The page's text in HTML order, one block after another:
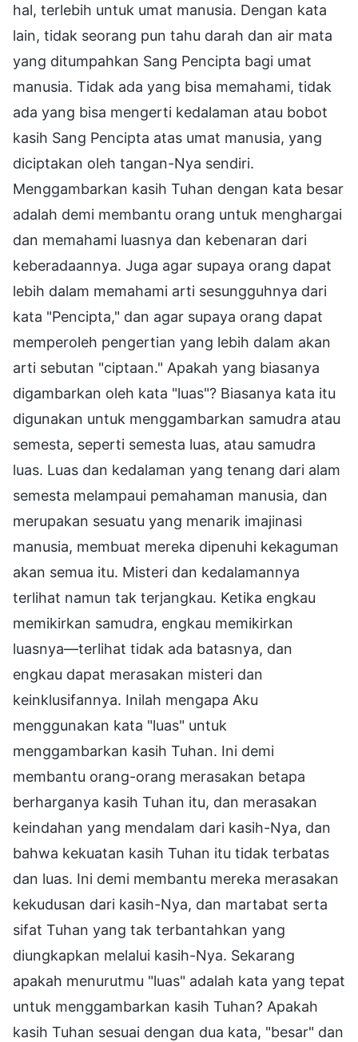
hal, terlebih untuk umat manusia. Dengan kata
lain, tidak seorang pun tahu darah dan air mata
yang ditumpahkan Sang Pencipta bagi umat
manusia. Tidak ada yang bisa memahami, tidak
ada yang bisa mengerti kedalaman atau bobot
kasih Sang Pencipta atas umat manusia, yang
diciptakan oleh tangan-Nya sendiri.
Menggambarkan kasih Tuhan dengan kata besar
adalah demi membantu orang untuk menghargai
dan memahami luasnya dan kebenaran dari
keberadaannya. Juga agar supaya orang dapat
lebih dalam memahami arti sesungguhnya dari
kata "Pencipta," dan agar supaya orang dapat
memperoleh pengertian yang lebih dalam akan
arti sebutan "ciptaan." Apakah yang biasanya
digambarkan oleh kata "luas"? Biasanya kata itu
digunakan untuk menggambarkan samudra atau
semesta, seperti semesta luas, atau samudra
luas. Luas dan kedalaman yang tenang dari alam
semesta melampaui pemahaman manusia, dan
merupakan sesuatu yang menarik imajinasi
manusia, membuat mereka dipenuhi kekaguman
akan semua itu. Misteri dan kedalamannya
terlihat namun tak terjangkau. Ketika engkau
memikirkan samudra, engkau memikirkan
luasnya—terlihat tidak ada batasnya, dan
engkau dapat merasakan misteri dan
keinklusifannya. Inilah mengapa Aku
menggunakan kata "luas" untuk
menggambarkan kasih Tuhan. Ini demi
membantu orang-orang merasakan betapa
berharganya kasih Tuhan itu, dan merasakan
keindahan yang mendalam dari kasih-Nya, dan
bahwa kekuatan kasih Tuhan itu tidak terbatas
dan luas. Ini demi membantu mereka merasakan
kekudusan dari kasih-Nya, dan martabat serta
sifat Tuhan yang tak terbantahkan yang
diungkapkan melalui kasih-Nya. Sekarang
apakah menurutmu "luas" adalah kata yang tepat
untuk menggambarkan kasih Tuhan? Apakah
kasih Tuhan sesuai dengan dua kata, "besar" dan